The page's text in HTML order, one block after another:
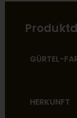
GÜRTEL-
HERKUNFT